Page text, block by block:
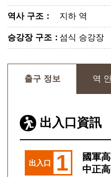
역사 구조 ： 지하 역
승강장 구조 ：섬식 승강장
출구 정보 역
出入口資訊
出入口 1
國軍
中正